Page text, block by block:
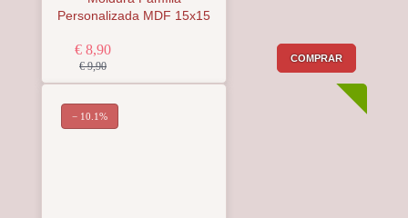
Personalizada MDF 15x15
€ 8,90
€ 9,90
COMPRAR
− 10.1%